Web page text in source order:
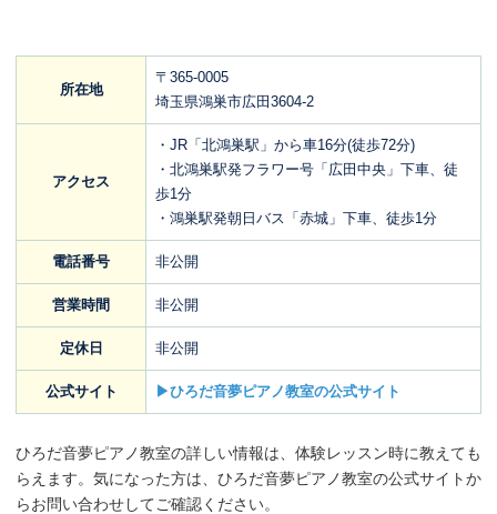
所在地
〒365-0005
埼玉県鴻巣市広田3604-2
アクセス
・JR「北鴻巣駅」から車16分(徒歩72分)
・北鴻巣駅発フラワー号「広田中央」下車、徒
歩1分
・鴻巣駅発朝日バス「赤城​」下車、徒歩1分​
電話番号 非公開
営業時間 非公開
定休日 非公開
公式サイト ▶ひろだ音夢ピアノ教室の公式サイト
ひろだ音夢ピアノ教室の詳しい情報は、体験レッスン時に教えても
らえます。気になった方は、ひろだ音夢ピアノ教室の公式サイトか
らお問い合わせしてご確認ください。